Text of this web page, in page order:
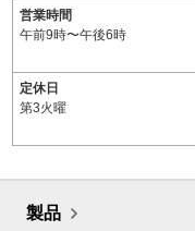
営業時間
午前9時〜午後6時
定休日
第3火曜
製品